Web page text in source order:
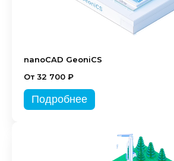
nanoCAD GeoniCS
От 32 700 ₽
Подробнее